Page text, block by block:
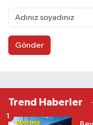
Gönder
Trend Haberler
1